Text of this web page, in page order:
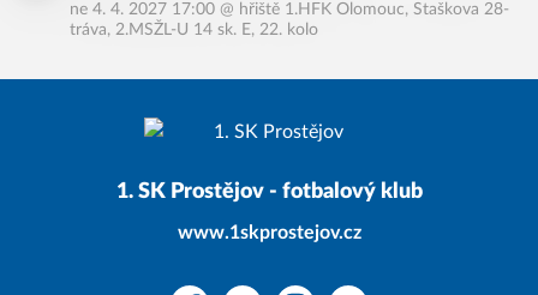
ne 4. 4. 2027 17:00 @ hřiště 1.HFK Olomouc, Staškova 28-
tráva, 2.MSŽL-U 14 sk. E, 22. kolo
1. SK Prostějov - fotbalový klub
www.1skprostejov.cz